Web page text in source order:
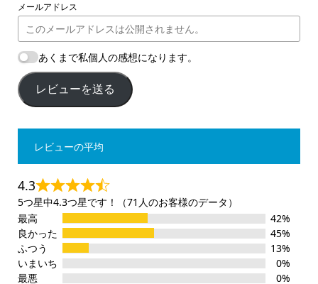
メールアドレス
あくまで私個人の感想になります。
レビューを送る
レビューの平均
4.3
5つ星中4.3つ星です！（71人のお客様のデータ）
最高
42%
良かった
45%
ふつう
13%
いまいち
0%
最悪
0%